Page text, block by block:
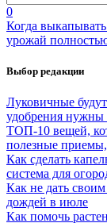
0
Когда
урожай
Выбор редакции
Луковичные
удобрения нужны
ТОП-10 вещей,
полезные
Как сделать
система для
Как не дать
дождей в июле
Как помочь